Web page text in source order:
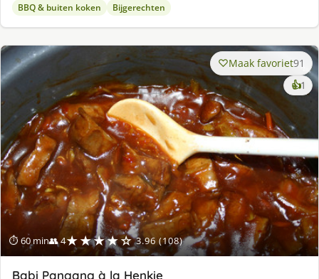
BBQ & buiten koken Bijgerechten
⏱ 60 min👥 4★★★★☆ 3.96 (108)
Maak favoriet91
👍1
Babi Pangang à la Henkie